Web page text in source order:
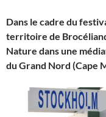
Dans le cadre du
territoire de
Nature dans une
du Grand Nord (Cape